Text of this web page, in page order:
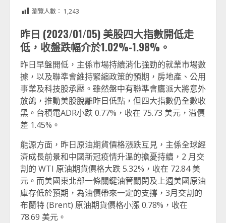
瀏覽人數： 1,243
昨日 (2023/01/05) 美股四大指數開低走
低，收盤跌幅介於1.02%-1.98%。
昨日早盤開低，主係市場持續消化強勁的就業市場數
據，以及聯準會維持緊縮政策的預期，房地產、公用
事業及科技股承壓。雖然盤中有聯準會鷹派大將意外
放鴿，推動美股脫離昨日低點，但四大指數仍全數收
黑。台積電ADR小跌 0.77%，收在 75.73 美元，溢價
差 1.45%。
能源方面，昨日原油期貨價格漲跌互見，主係全球經
濟成長前景和中國新冠疫情升溫的擔憂持續，2 月交
割的 WTI 原油期貨價格大跌 5.32%，收在 72.84 美
元。而美國東北部一條關鍵油管關閉及上週美國原油
庫存低於預期，為油價帶來一定的支撐，3月交割的
布蘭特 (Brent) 原油期貨價格小漲 0.78%，收在
78.69 美元。